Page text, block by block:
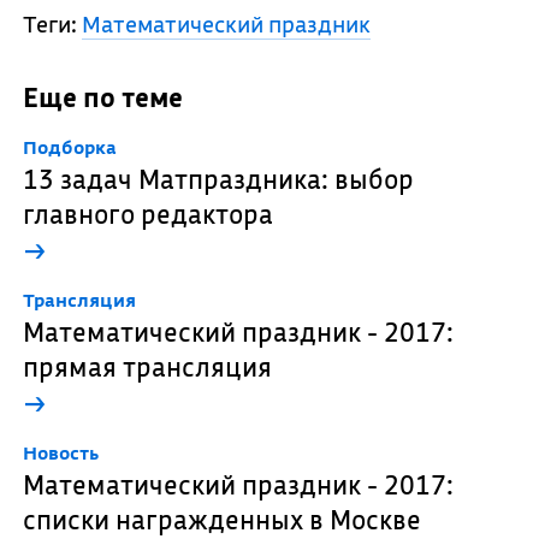
Теги: Математический праздник
Еще по теме
Подборка
13 задач Матпраздника: выбор
главного редактора
→
Трансляция
Математический праздник - 2017:
прямая трансляция
→
Новость
Математический праздник - 2017:
списки награжденных в Москве